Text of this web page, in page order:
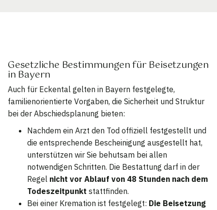
Gesetzliche Bestimmungen für Beisetzungen
in Bayern
Auch für Eckental gelten in Bayern festgelegte,
familienorientierte Vorgaben, die Sicherheit und Struktur
bei der Abschiedsplanung bieten:
Nachdem ein Arzt den Tod offiziell festgestellt und
die entsprechende Bescheinigung ausgestellt hat,
unterstützen wir Sie behutsam bei allen
notwendigen Schritten. Die Bestattung darf in der
Regel nicht vor Ablauf von 48 Stunden nach dem
Todeszeitpunkt stattfinden.
Bei einer Kremation ist festgelegt: Die Beisetzung